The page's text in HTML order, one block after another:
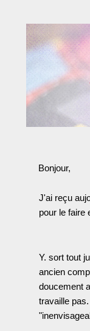
Bonjour,
J'ai reçu
pour le faire
Y. sort tout
ancien
doucement
travaille